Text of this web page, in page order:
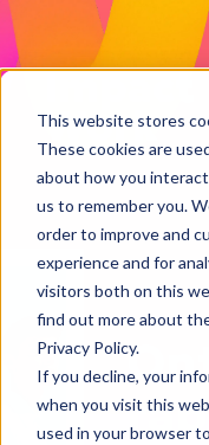
This website stores
These cookies are
about how you
us to remember you.
order to improve and
experience and for
visitors both on this
find out more about
Privacy Policy.
If you decline, your
when you visit this
used in your browser
Impact
Work